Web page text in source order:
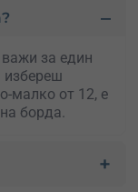
за един
избереш
малко от 12, е
борда.